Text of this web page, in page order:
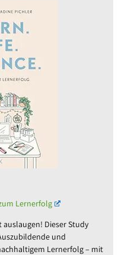
Lernerfolg
Dieser Study
und
Lernerfolg – mit